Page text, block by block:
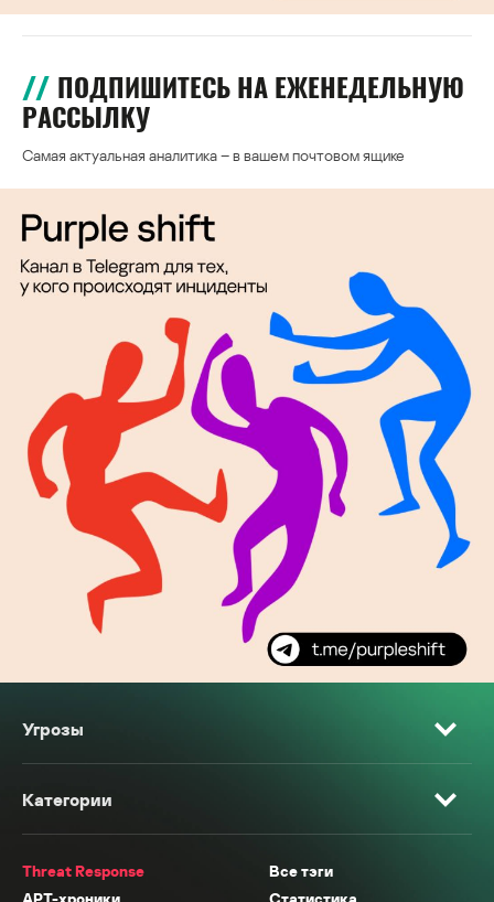
ПОДПИШИТЕСЬ НА ЕЖЕНЕДЕЛЬНУЮ
РАССЫЛКУ
Самая актуальная аналитика – в вашем почтовом ящике
Угрозы
Категории
Threat Response
Все тэги